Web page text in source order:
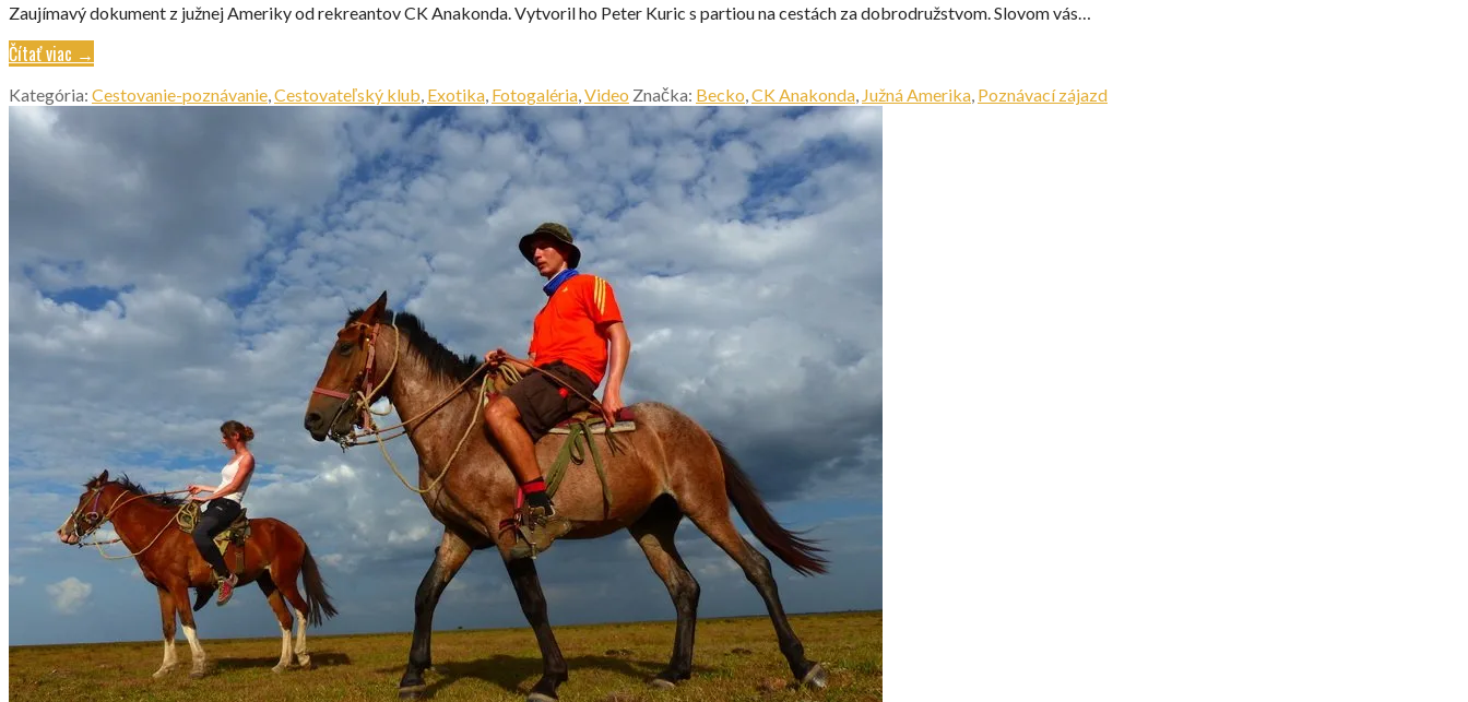
Zaujímavý dokument z južnej Ameriky od rekreantov CK Anakonda. Vytvoril ho Peter Kuric s partiou na cestách za dobrodružstvom. Slovom vás…
Čítať viac →
Kategória: Cestovanie-poznávanie,Cestovateľský klub, Exotika, Fotogaléria,Video Značka: Becko,CK Anakonda, Južná Amerika, Poznávací zájazd